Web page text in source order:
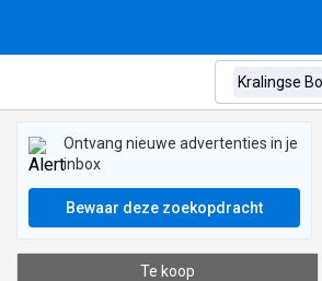
Ontvang nieuwe advertenties in je
inbox
Bewaar deze zoekopdracht
Te koop